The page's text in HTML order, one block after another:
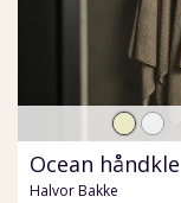
Ocean håndkle
Halvor Bakke